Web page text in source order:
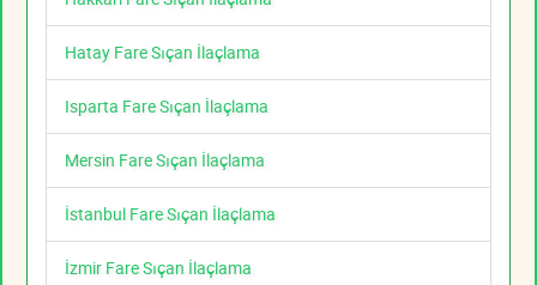
Hatay Fare Sıçan İlaçlama
Isparta Fare Sıçan İlaçlama
Mersin Fare Sıçan İlaçlama
İstanbul Fare Sıçan İlaçlama
İzmir Fare Sıçan İlaçlama